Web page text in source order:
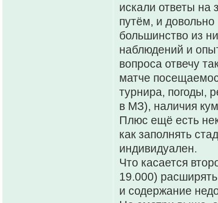
искали ответы на
путём, и
большинство из
наблюдений и
вопроса отвечу
матче
турнира, погоды,
в МЗ), наличия
Плюс ещё есть
как заполнять
индивидуален.
Что касается
19.000)
и содержание